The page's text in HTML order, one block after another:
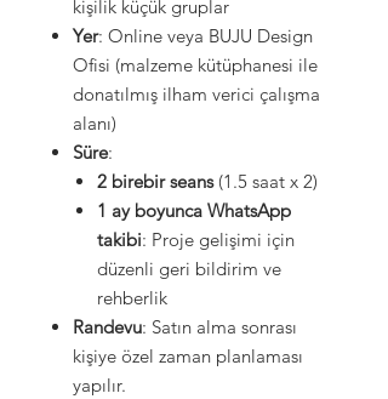
kişilik küçük gruplar
Yer: Online veya BUJU Design
Ofisi (malzeme kütüphanesi ile
donatılmış ilham verici çalışma
alanı)
Süre:
2 birebir seans(1.5 saat x 2)
1 ay boyunca WhatsApp
takibi: Proje gelişimi için
düzenli geri bildirim ve
rehberlik
Randevu: Satın alma sonrası
kişiye özel zaman planlaması
yapılır.